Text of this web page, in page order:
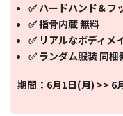
✅ ハードハンド＆フ
✅ 指骨内蔵 無料
✅ リアルなボディメ
✅ ランダム服装 同梱
期間：6月1日(月) >> 6